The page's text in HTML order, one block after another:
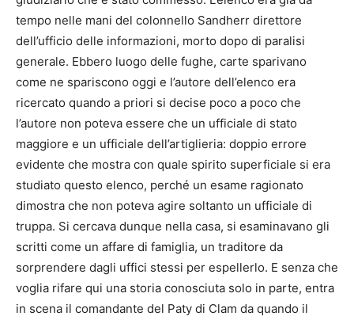
tempo nelle mani del colonnello Sandherr direttore
dell’ufficio delle informazioni, morto dopo di paralisi
generale. Ebbero luogo delle fughe, carte sparivano
come ne spariscono oggi e l’autore dell’elenco era
ricercato quando a priori si decise poco a poco che
l’autore non poteva essere che un ufficiale di stato
maggiore e un ufficiale dell’artiglieria: doppio errore
evidente che mostra con quale spirito superficiale si era
studiato questo elenco, perché un esame ragionato
dimostra che non poteva agire soltanto un ufficiale di
truppa. Si cercava dunque nella casa, si esaminavano gli
scritti come un affare di famiglia, un traditore da
sorprendere dagli uffici stessi per espellerlo. E senza che
voglia rifare qui una storia conosciuta solo in parte, entra
in scena il comandante del Paty di Clam da quando il